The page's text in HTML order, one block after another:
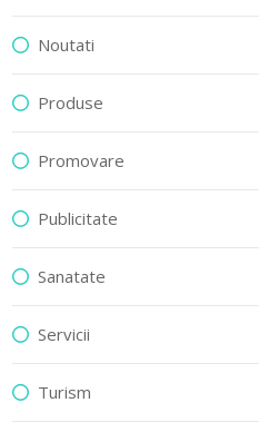
Noutati
Produse
Promovare
Publicitate
Sanatate
Servicii
Turism